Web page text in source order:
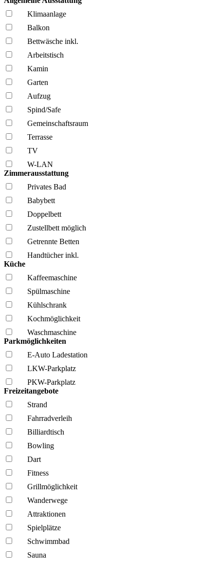
Klima­anlage
Balkon
Bettwäsche inkl.
Arbeitstisch
Kamin
Garten
Aufzug
Spind/Safe
Gemeinschafts­raum
Terrasse
TV
W-LAN
Zimmerausstattung
Privates Bad
Babybett
Doppelbett
Zustellbett möglich
Getrennte Betten
Handtücher inkl.
Küche
Kaffee­maschine
Spül­maschine
Kühl­schrank
Kochmöglich­keit
Wasch­maschine
Parkmöglichkeiten
E-Auto Ladestation
LKW-Parkplatz
PKW-Parkplatz
Freizeitangebote
Strand
Fahrrad­verleih
Billiardtisch
Bowling
Dart
Fitness
Grillmöglich­keit
Wanderwege
Attraktionen
Spielplätze
Schwimmbad
Sauna